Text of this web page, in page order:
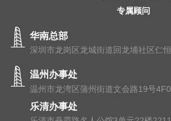
专属顾问
华南总部
深圳市龙岗区龙城街道回龙埔社区仁
温州办事处
温州市⻰湾区蒲州街道⽂会路19号
乐清办事处